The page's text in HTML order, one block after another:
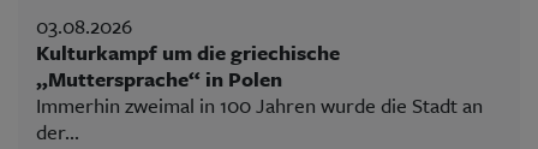
03.08.2026
Kulturkampf um die griechische
„Muttersprache“ in Polen
Immerhin zweimal in 100 Jahren wurde die Stadt an
der...